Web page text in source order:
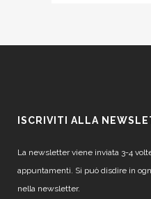
ISCRIVITI ALLA
La newsletter viene inviata 3-4
appuntamenti. Si può disdire in
nella newsletter.